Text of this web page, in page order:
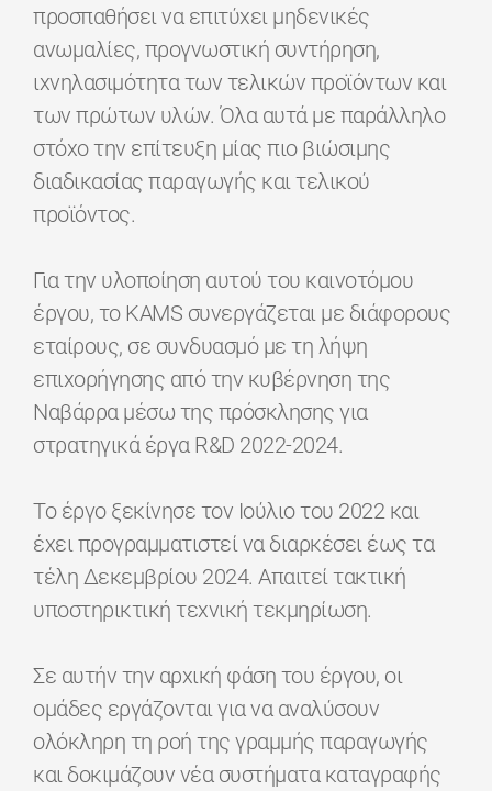
προσπαθήσει να επιτύχει μηδενικές
ανωμαλίες, προγνωστική συντήρηση,
ιχνηλασιμότητα των τελικών προϊόντων και
των πρώτων υλών. Όλα αυτά με παράλληλο
στόχο την επίτευξη μίας πιο βιώσιμης
διαδικασίας παραγωγής και τελικού
προϊόντος.
Για την υλοποίηση αυτού του καινοτόμου
έργου, το KAMS συνεργάζεται με διάφορους
εταίρους, σε συνδυασμό με τη λήψη
επιχορήγησης από την κυβέρνηση της
Ναβάρρα μέσω της πρόσκλησης για
στρατηγικά έργα R&D 2022-2024.
Το έργο ξεκίνησε τον Ιούλιο του 2022 και
έχει προγραμματιστεί να διαρκέσει έως τα
τέλη Δεκεμβρίου 2024. Απαιτεί τακτική
υποστηρικτική τεχνική τεκμηρίωση.
Σε αυτήν την αρχική φάση του έργου, οι
ομάδες εργάζονται για να αναλύσουν
ολόκληρη τη ροή της γραμμής παραγωγής
και δοκιμάζουν νέα συστήματα καταγραφής